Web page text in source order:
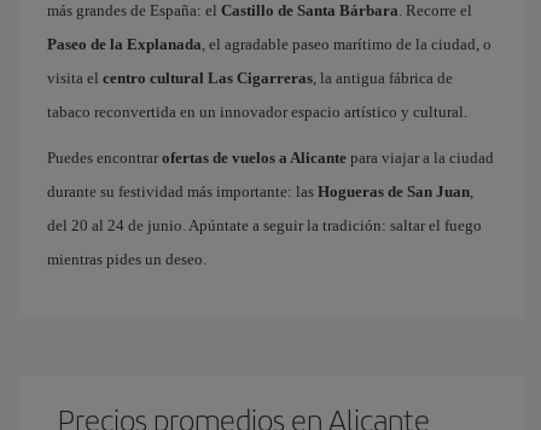
más grandes de España: el Castillo de Santa Bárbara. Recorre el
Paseo de la Explanada, el agradable paseo marítimo de la ciudad, o
visita el centro cultural Las Cigarreras, la antigua fábrica de
tabaco reconvertida en un innovador espacio artístico y cultural.
Puedes encontrar ofertas de vuelos a Alicante para viajar a la ciudad
durante su festividad más importante: las Hogueras de San Juan,
del 20 al 24 de junio. Apúntate a seguir la tradición: saltar el fuego
mientras pides un deseo.
Precios promedios en Alicante